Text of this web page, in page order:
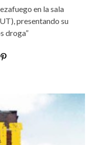
en la sala
presentando su
droga”